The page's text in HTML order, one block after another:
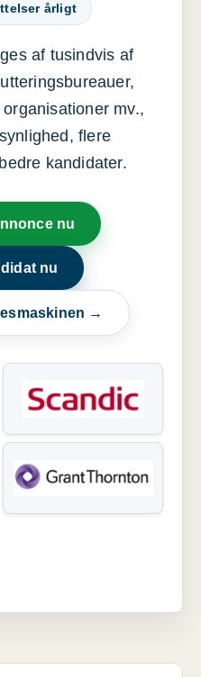
årligt
af tusindvis af
mv.,
flere
kandidater.
nu
nu
→